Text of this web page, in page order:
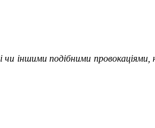
іншими подібними провокаціями,